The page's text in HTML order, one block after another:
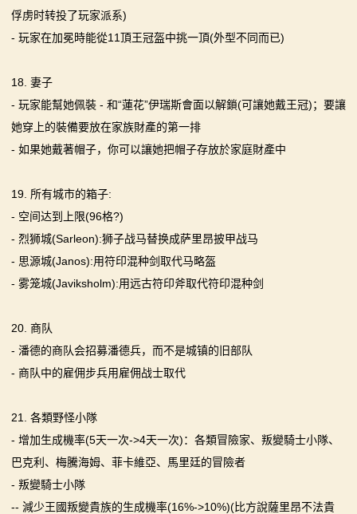
俘虏时转投了玩家派系)
- 玩家在加冕時能從11頂王冠盔中挑一頂(外型不同而已)
18. 妻子
- 玩家能幫她佩裝 - 和“蓮花”伊瑞斯會面以解鎖(可讓她戴王冠)；要讓
她穿上的裝備要放在家族財產的第一排
- 如果她戴著帽子，你可以讓她把帽子存放於家庭財產中
19. 所有城市的箱子:
- 空间达到上限(96格?)
- 烈狮城(Sarleon):狮子战马替换成萨里昂披甲战马
- 思源城(Janos):用符印混种剑取代马略盔
- 雾笼城(Javiksholm):用远古符印斧取代符印混种剑
20. 商队
- 潘德的商队会招募潘德兵，而不是城镇的旧部队
- 商队中的雇佣步兵用雇佣战士取代
21. 各類野怪小隊
- 增加生成機率(5天一次->4天一次)：各類冒險家、叛變騎士小隊、
巴克利、梅騰海姆、菲卡維亞、馬里廷的冒險者
- 叛變騎士小隊
-- 減少王國叛變貴族的生成機率(16%->10%)(比方說薩里昂不法貴